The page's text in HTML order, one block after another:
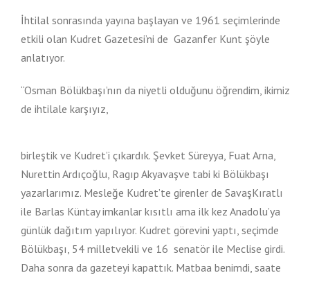
İhtilal sonrasında yayına başlayan ve 1961 seçimlerinde
etkili olan Kudret Gazetesi’ni de Gazanfer Kunt şöyle
anlatıyor.
“Osman Bölükbaşı’nın da niyetli olduğunu öğrendim, ikimiz
de ihtilale karşıyız,
birleştik ve Kudret’i çıkardık. Şevket Süreyya, Fuat Arna,
Nurettin Ardıçoğlu, Ragıp Akyavaşve tabi ki Bölükbaşı
yazarlarımız. Mesleğe Kudret’te girenler de SavaşKıratlı
ile Barlas Küntay imkanlar kısıtlı ama ilk kez Anadolu’ya
günlük dağıtım yapılıyor. Kudret görevini yaptı, seçimde
Bölükbaşı, 54 milletvekili ve 16 senatör ile Meclise girdi.
Daha sonra da gazeteyi kapattık. Matbaa benimdi, saate